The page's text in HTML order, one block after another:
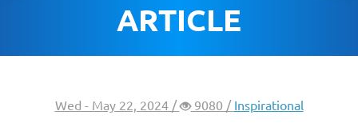
ARTICLE
Wed - May 22, 2024 / 9080 / Inspirational